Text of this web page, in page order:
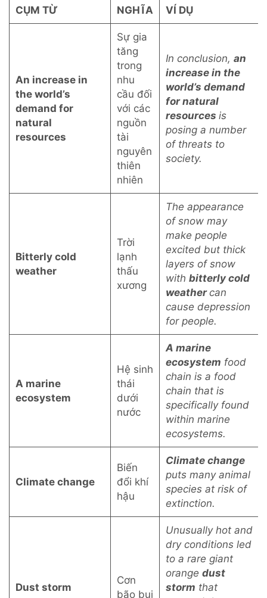
CỤM TỪ NGHĨA VÍ DỤ
An increase in
the world’s
demand for
natural
resources
Sự gia
tăng
trong
nhu
cầu đối
với các
nguồn
tài
nguyên
thiên
nhiên
In conclusion, an
increase in the
world’s demand
for natural
resources is
posing a number
of threats to
society.
Bitterly cold
weather
Trời
lạnh
thấu
xương
The appearance
of snow may
make people
excited but thick
layers of snow
with bitterly cold
weathercan
cause depression
for people.
A marine
ecosystem
Hệ sinh
thái
dưới
nước
A marine
ecosystem food
chain is a food
chain that is
specifically found
within marine
ecosystems.
Climate change
Biến
đổi khí
hậu
Climate change
puts many animal
species at risk of
extinction.
Dust storm
Cơn
bão bụi
Unusually hot and
dry conditions led
to a rare giant
orange dust
storm that